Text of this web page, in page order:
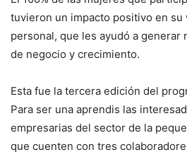
tuvieron un impacto positivo en su
personal, que les ayudó a generar
de negocio y crecimiento.
Esta fue la tercera edición del
Para ser una aprendis las
empresarias del sector de la
que cuenten con tres